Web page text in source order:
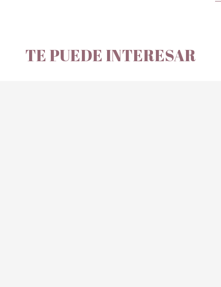
TE PUEDE INTERESAR